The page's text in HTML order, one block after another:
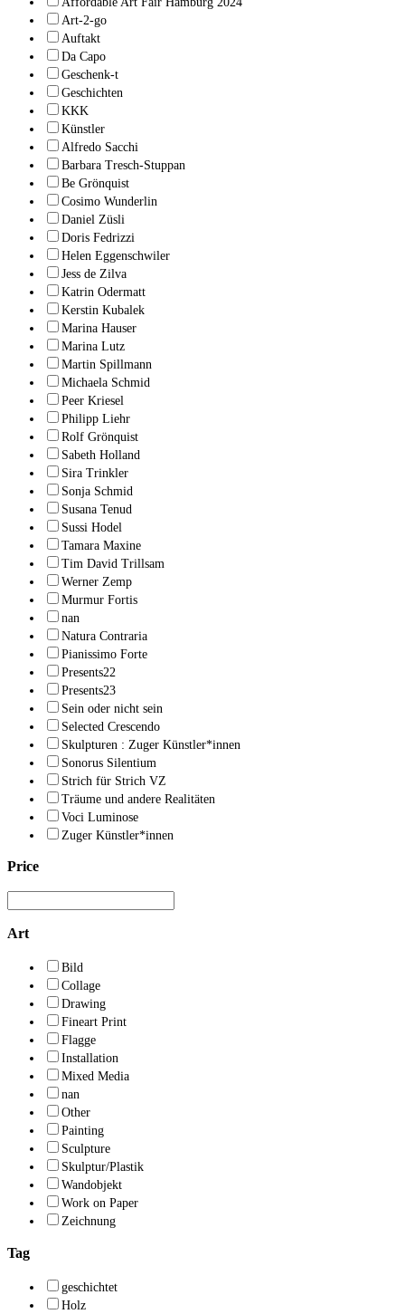
Art-2-go
Auftakt
Da Capo
Geschenk-t
Geschichten
KKK
Künstler
Alfredo Sacchi
Barbara Tresch-Stuppan
Be Grönquist
Cosimo Wunderlin
Daniel Züsli
Doris Fedrizzi
Helen Eggenschwiler
Jess de Zilva
Katrin Odermatt
Kerstin Kubalek
Marina Hauser
Marina Lutz
Martin Spillmann
Michaela Schmid
Peer Kriesel
Philipp Liehr
Rolf Grönquist
Sabeth Holland
Sira Trinkler
Sonja Schmid
Susana Tenud
Sussi Hodel
Tamara Maxine
Tim David Trillsam
Werner Zemp
Murmur Fortis
nan
Natura Contraria
Pianissimo Forte
Presents22
Presents23
Sein oder nicht sein
Selected Crescendo
Skulpturen : Zuger Künstler*innen
Sonorus Silentium
Strich für Strich VZ
Träume und andere Realitäten
Voci Luminose
Zuger Künstler*innen
Price
Art
Bild
Collage
Drawing
Fineart Print
Flagge
Installation
Mixed Media
nan
Other
Painting
Sculpture
Skulptur/Plastik
Wandobjekt
Work on Paper
Zeichnung
Tag
geschichtet
Holz